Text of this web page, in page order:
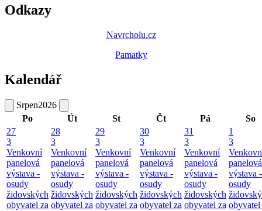
Odkazy
Navrcholu.cz
Pamatky
Kalendář
Srpen2026
Po
Út St Čt Pá
So
27
3
Venkovní
panelová
výstava -
osudy
židovských
obyvatel za
28
3
Venkovní
panelová
výstava -
osudy
židovských
obyvatel za
29
3
Venkovní
panelová
výstava -
osudy
židovských
obyvatel za
30
3
Venkovní
panelová
výstava -
osudy
židovských
obyvatel za
31
3
Venkovní
panelová
výstava -
osudy
židovských
obyvatel za
1
3
panelová
výstava -
osudy
obyvatel